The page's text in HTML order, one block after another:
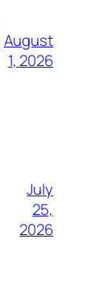
August
1, 2026
July
25,
2026